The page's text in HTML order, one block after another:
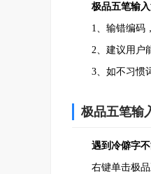
极品五笔输
1、输错编码，
2、建议用户能
3、如不习惯词
极品五笔输
遇到冷僻字
右键单击极品五